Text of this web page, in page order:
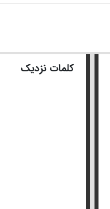
کلمات نزدیک